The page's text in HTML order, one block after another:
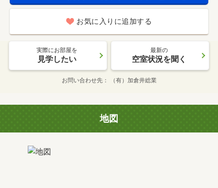
お気に入りに追加する
実際にお部屋を
見学したい
最新の
空室状況を聞く
お問い合わせ先 （有）加倉井総業
地図